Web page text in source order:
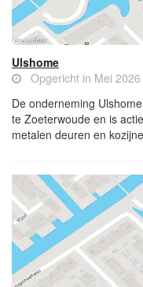
Ulshome
Opgericht in Mei 2026
De onderneming
te Zoeterwoude en is
metalen deuren en